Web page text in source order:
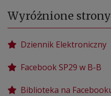
Wyróżnione strony
Dziennik Elektroniczny
Facebook SP29 w B-B
Biblioteka na